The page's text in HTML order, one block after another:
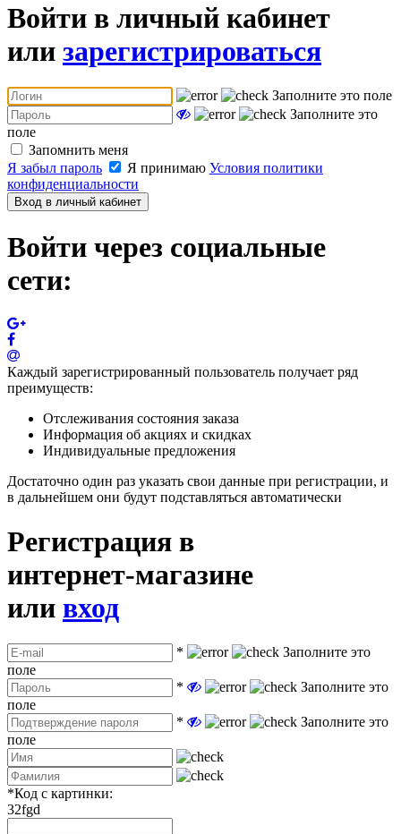
Войти в личный кабинет
или зарегистрироваться
Заполните это поле
Заполните это
поле
Запомнить меня
Я забыл пароль
Я принимаю Условия политики
конфиденциальности
Вход в личный кабинет
Войти через социальные
сети:
Каждый зарегистрированный пользователь получает ряд
преимуществ:
Отслеживания состояния заказа
Информация об акциях и скидках
Индивидуальные предложения
Достаточно один раз указать свои данные при регистрации, и
в дальнейшем они будут подставляться автоматически
Регистрация в
интернет-магазине
или вход
*
Заполните это
поле
*
Заполните это
поле
*
Заполните это
поле
*Код с картинки:
32fgd